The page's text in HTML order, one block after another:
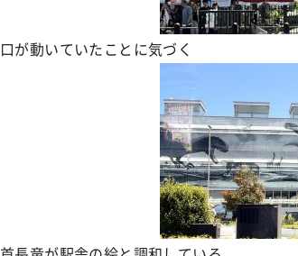
口が動いていたことに気づく